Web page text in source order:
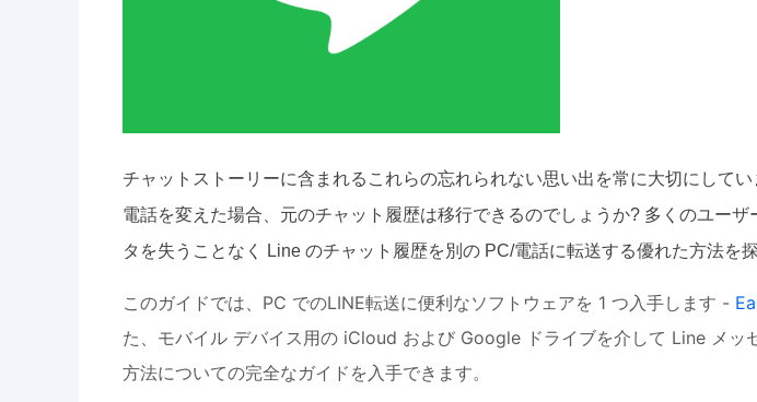
チャットストーリーに含まれるこれらの忘れられない思い出を常に大切にしてい
電話を変えた場合、元のチャット履歴は移行できるのでしょうか? 多くのユーザ
タを失うことなく Line のチャット履歴を別の PC/電話に転送する優れた方法を探
このガイドでは、PC でのLINE転送に便利なソフトウェアを 1 つ入手します -
た、モバイル デバイス用の iCloud および Google ドライブを介して Line メッ
方法についての完全なガイドを入手できます。